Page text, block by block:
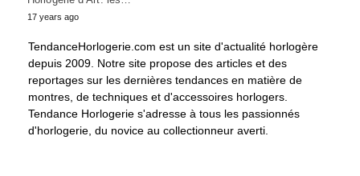
17 years ago
TendanceHorlogerie.com est un site d'actualité horlogère
depuis 2009. Notre site propose des articles et des
reportages sur les dernières tendances en matière de
montres, de techniques et d'accessoires horlogers.
Tendance Horlogerie s'adresse à tous les passionnés
d'horlogerie, du novice au collectionneur averti.